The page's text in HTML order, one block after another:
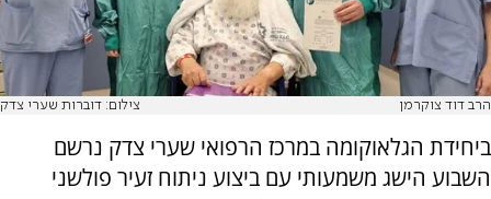
הרב דוד צוקרמן צילום: דוברות שערי צדק
ביחידת הגלאוקומה במרכז הרפואי שערי צדק נרשם
השבוע הישג משמעותי עם ביצוע ניתוח זעיר פולשני